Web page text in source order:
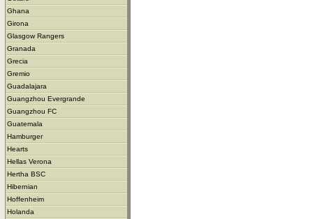
Ghana
Girona
Glasgow Rangers
Granada
Grecia
Gremio
Guadalajara
Guangzhou Evergrande
Guangzhou FC
Guatemala
Hamburger
Hearts
Hellas Verona
Hertha BSC
Hibernian
Hoffenheim
Holanda